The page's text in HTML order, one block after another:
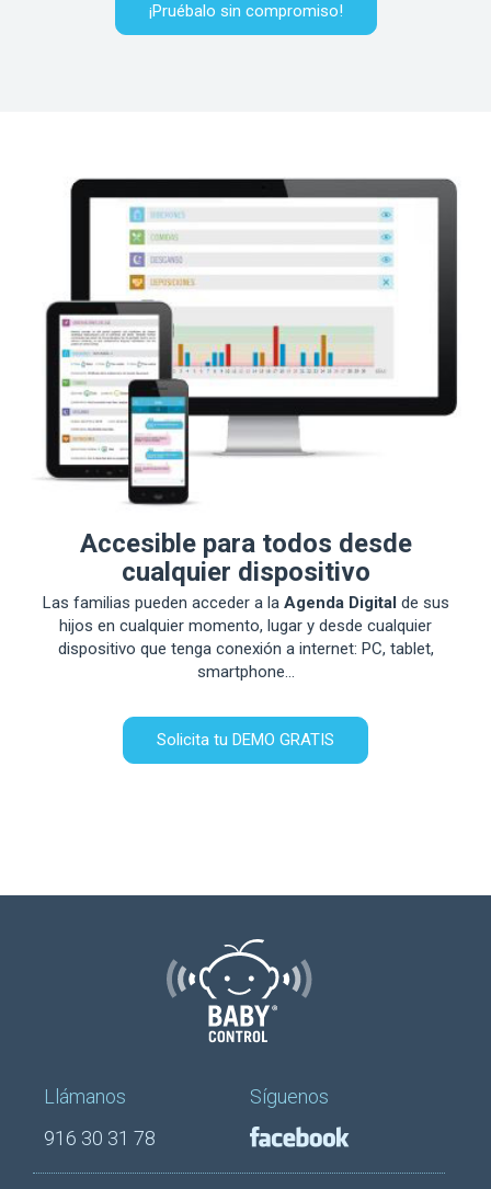
¡Pruébalo sin compromiso!
Accesible para todos desde
cualquier dispositivo
Las familias pueden acceder a la Agenda Digital de sus
hijos en cualquier momento, lugar y desde cualquier
dispositivo que tenga conexión a internet: PC, tablet,
smartphone...
Solicita tu DEMO GRATIS
Llámanos
916 30 31 78
Síguenos